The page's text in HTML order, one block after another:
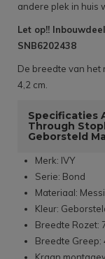
andere plek in huis
Let op!!
SNB6202438
De breedte van het
4,2 cm.
Specificaties
Through
Geborsteld
Merk: IVY
Serie: Bond
Materiaal:
Kleur:
Breedte Rozet:
Breedte Greep: